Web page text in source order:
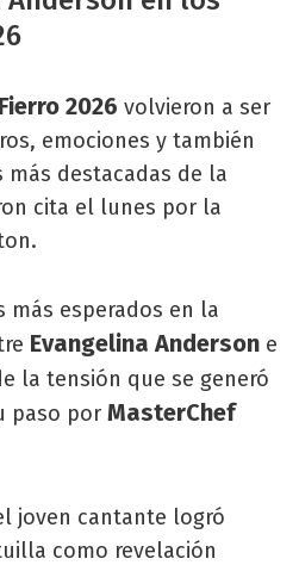
2026 volvieron a ser
emociones y también
más destacadas de la
cita el lunes por la
más esperados en la
Evangelina Anderson e
la tensión que se generó
paso por MasterChef
joven cantante logró
como revelación